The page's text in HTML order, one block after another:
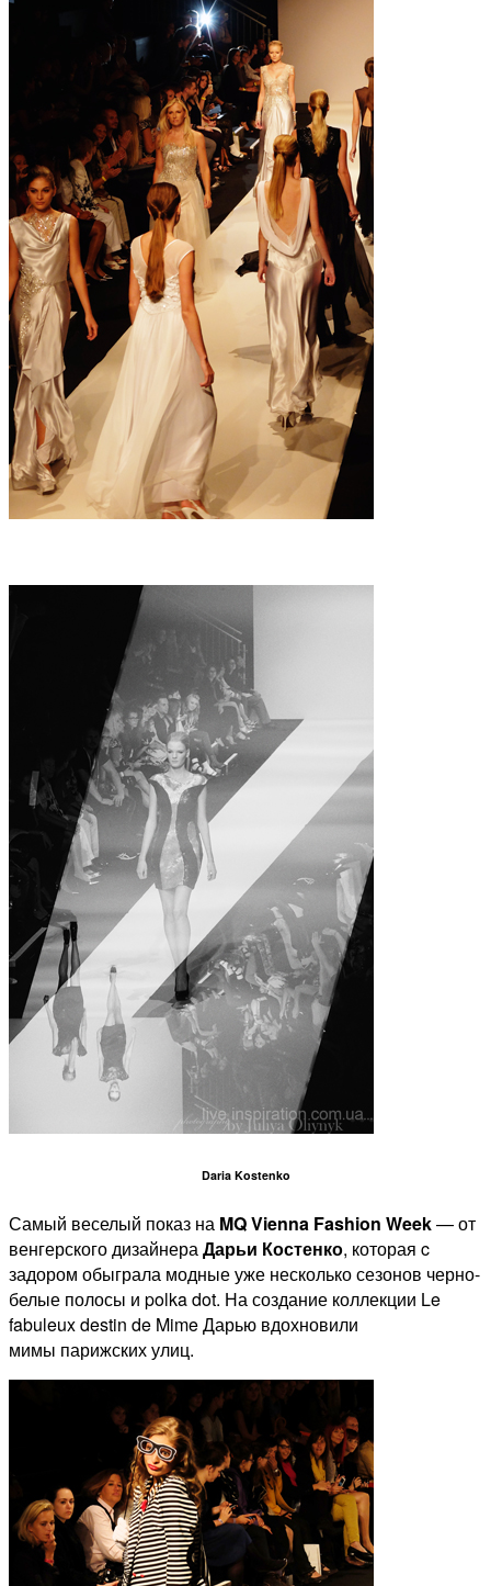
Daria Kostenko
Самый веселый показ на MQ Vienna Fashion Week— от
венгерского дизайнера Дарьи Костенко, которая c
задором обыграла модные уже несколько сезонов черно-
белые полосы и polka dot. На создание коллекции Le
fabuleux destin de Mime Дарью вдохновили
мимы парижских улиц.